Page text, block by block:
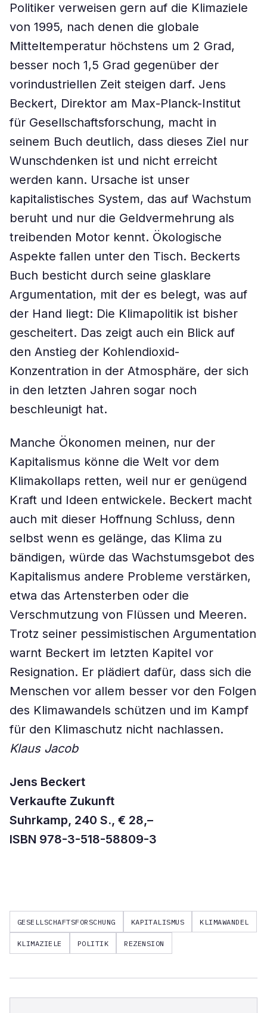
Politiker verweisen gern auf die Klimaziele
von 1995, nach denen die globale
Mitteltemperatur höchstens um 2 Grad,
besser noch 1,5 Grad gegenüber der
vorindustriellen Zeit steigen darf. Jens
Beckert, Direktor am Max-Planck-Institut
für Gesellschaftsforschung, macht in
seinem Buch deutlich, dass dieses Ziel nur
Wunschdenken ist und nicht erreicht
werden kann. Ursache ist unser
kapitalistisches System, das auf Wachstum
beruht und nur die Geldvermehrung als
treibenden Motor kennt. Ökologische
Aspekte fallen unter den Tisch. Beckerts
Buch besticht durch seine glasklare
Argumentation, mit der es belegt, was auf
der Hand liegt: Die Klimapolitik ist bisher
gescheitert. Das zeigt auch ein Blick auf
den Anstieg der Kohlendioxid-
Konzentration in der Atmosphäre, der sich
in den letzten Jahren sogar noch
beschleunigt hat.
Manche Ökonomen meinen, nur der
Kapitalismus könne die Welt vor dem
Klimakollaps retten, weil nur er genügend
Kraft und Ideen entwickele. Beckert macht
auch mit dieser Hoffnung Schluss, denn
selbst wenn es gelänge, das Klima zu
bändigen, würde das Wachstumsgebot des
Kapitalismus andere Probleme verstärken,
etwa das Artensterben oder die
Verschmutzung von Flüssen und Meeren.
Trotz seiner pessimistischen Argumentation
warnt Beckert im letzten Kapitel vor
Resignation. Er plädiert dafür, dass sich die
Menschen vor allem besser vor den Folgen
des Klimawandels schützen und im Kampf
für den Klimaschutz nicht nachlassen.
Klaus Jacob
Jens Beckert
Verkaufte Zukunft
Suhrkamp, 240 S., € 28,–
ISBN 978-3-518-58809-3
GESELLSCHAFTSFORSCHUNG KAPITALISMUS KLIMAWANDEL
KLIMAZIELE POLITIK REZENSION